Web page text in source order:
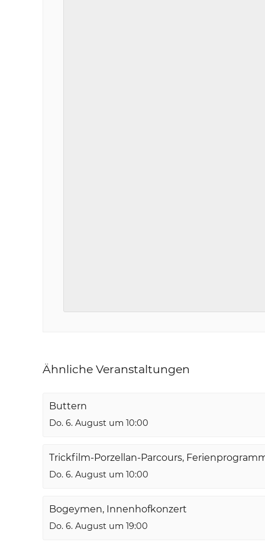
Ähnliche Veranstaltungen
Buttern
Do. 6. August um 10:00
Trickfilm-Porzellan-Parcours,
Do. 6. August um 10:00
Bogeymen, Innenhofkonzert
Do. 6. August um 19:00